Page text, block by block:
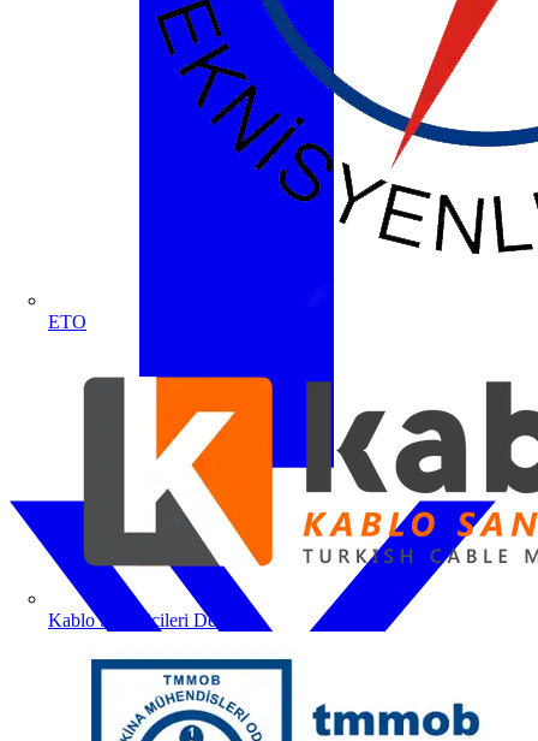
ETO
Kablo Sanayicileri Derneği